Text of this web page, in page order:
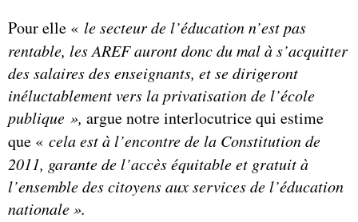
Pour elle « le secteur de l’éducation n’est pas
rentable, les AREF auront donc du mal à s’acquitter
des salaires des enseignants, et se dirigeront
inéluctablement vers la privatisation de l’école
publique », argue notre interlocutrice qui estime
que « cela est à l’encontre de la Constitution de
2011, garante de l’accès équitable et gratuit à
l’ensemble des citoyens aux services de l’éducation
nationale ».